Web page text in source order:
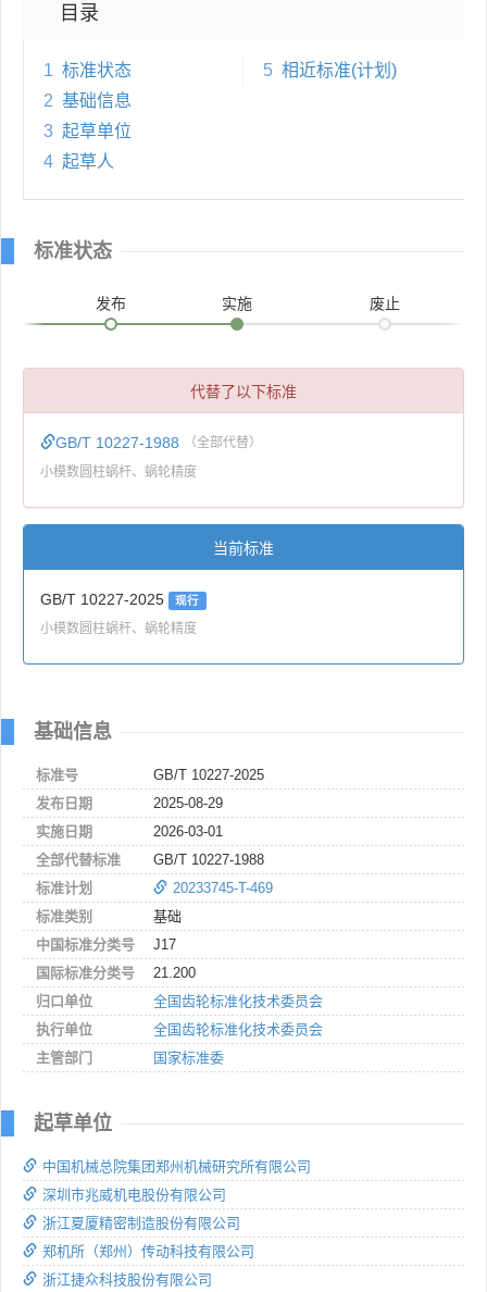
目录
1 标准状态
2 基础信息
3 起草单位
4 起草人
5 相近标准(计划)
标准状态
发布 实施 废止
代替了以下标准
GB/T 10227-1988 （全部代替）
小模数圆柱蜗杆、蜗轮精度
当前标准
GB/T 10227-2025 现行
小模数圆柱蜗杆、蜗轮精度
基础信息
标准号
GB/T 10227-2025
发布日期
2025-08-29
实施日期
2026-03-01
全部代替标准
GB/T 10227-1988
标准计划
20233745-T-469
标准类别
基础
中国标准分类号
J17
国际标准分类号
21.200
归口单位
全国齿轮标准化技术委员会
执行单位
全国齿轮标准化技术委员会
主管部门
国家标准委
起草单位
中国机械总院集团郑州机械研究所有限公司
深圳市兆威机电股份有限公司
浙江夏厦精密制造股份有限公司
郑机所（郑州）传动科技有限公司
浙江捷众科技股份有限公司